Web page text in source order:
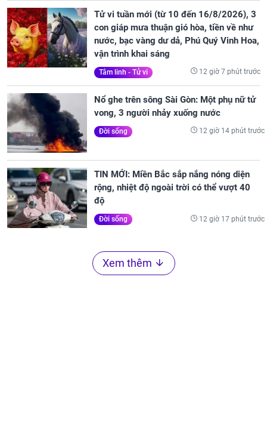
Tử vi tuần mới (từ 10 đến 16/8/2026), 3
con giáp mưa thuận gió hòa, tiền về như
nước, bạc vàng dư dả, Phú Quý Vinh Hoa,
vận trình khai sáng
Tâm linh - Tử vi 12 giờ 7 phút trước
Nổ ghe trên sông Sài Gòn: Một phụ nữ tử
vong, 3 người nhảy xuống nước
Đời sống 12 giờ 14 phút trước
TIN MỚI: Miền Bắc sắp nắng nóng diện
rộng, nhiệt độ ngoài trời có thể vượt 40
độ
Đời sống 12 giờ 17 phút trước
Xem thêm